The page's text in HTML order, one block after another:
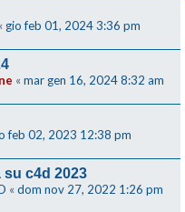
gio feb 01, 2024 3:36 pm
« mar gen 16, 2024 8:32 am
feb 02, 2023 12:38 pm
su c4d 2023
« dom nov 27, 2022 1:26 pm